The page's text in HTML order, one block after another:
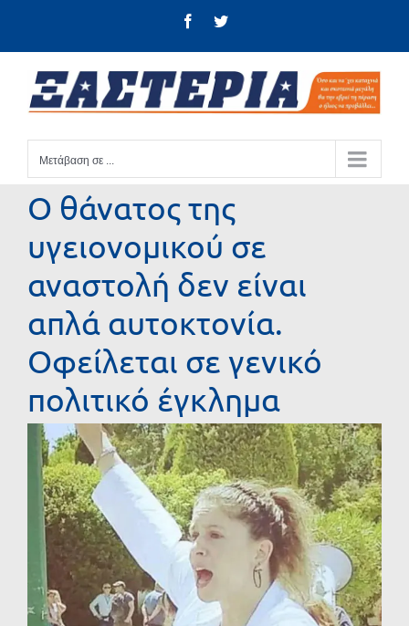
FacebookTwitter
Μετάβαση σε ...
Ο θάνατος της
υγειονομικού σε
αναστολή δεν είναι
απλά αυτοκτονία.
Οφείλεται σε γενικό
πολιτικό έγκλημα
Προβολή
μεγαλύτερης
εικόνας